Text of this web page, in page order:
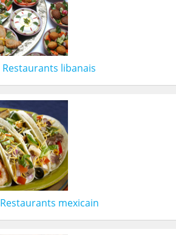
Restaurants libanais
Restaurants mexicain